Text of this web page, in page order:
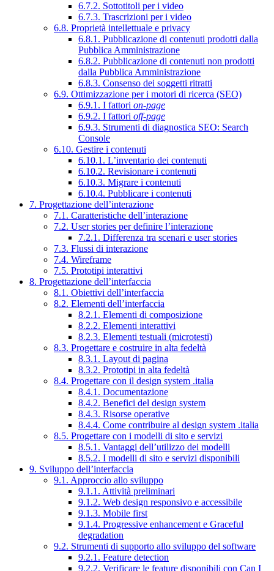
6.7.2. Sottotitoli per i video
6.7.3. Trascrizioni per i video
6.8. Proprietà intellettuale e privacy
6.8.1. Pubblicazione di contenuti prodotti dalla
Pubblica Amministrazione
6.8.2. Pubblicazione di contenuti non prodotti
dalla Pubblica Amministrazione
6.8.3. Consenso dei soggetti ritratti
6.9. Ottimizzazione per i motori di ricerca (SEO)
6.9.1. I fattori on-page
6.9.2. I fattori off-page
6.9.3. Strumenti di diagnostica SEO: Search
Console
6.10. Gestire i contenuti
6.10.1. L’inventario dei contenuti
6.10.2. Revisionare i contenuti
6.10.3. Migrare i contenuti
6.10.4. Pubblicare i contenuti
7. Progettazione dell’interazione
7.1. Caratteristiche dell’interazione
7.2. User stories per definire l’interazione
7.2.1. Differenza tra scenari e user stories
7.3. Flussi di interazione
7.4. Wireframe
7.5. Prototipi interattivi
8. Progettazione dell’interfaccia
8.1. Obiettivi dell’interfaccia
8.2. Elementi dell’interfaccia
8.2.1. Elementi di composizione
8.2.2. Elementi interattivi
8.2.3. Elementi testuali (microtesti)
8.3. Progettare e costruire in alta fedeltà
8.3.1. Layout di pagina
8.3.2. Prototipi in alta fedeltà
8.4. Progettare con il design system .italia
8.4.1. Documentazione
8.4.2. Benefici del design system
8.4.3. Risorse operative
8.4.4. Come contribuire al design system .italia
8.5. Progettare con i modelli di sito e servizi
8.5.1. Vantaggi dell’utilizzo dei modelli
8.5.2. I modelli di sito e servizi disponibili
9. Sviluppo dell’interfaccia
9.1. Approccio allo sviluppo
9.1.1. Attività preliminari
9.1.2. Web design responsivo e accessibile
9.1.3. Mobile first
9.1.4. Progressive enhancement e Graceful
degradation
9.2. Strumenti di supporto allo sviluppo del software
9.2.1. Feature detection
9.2.2. Verificare le feature disponibili con Can I